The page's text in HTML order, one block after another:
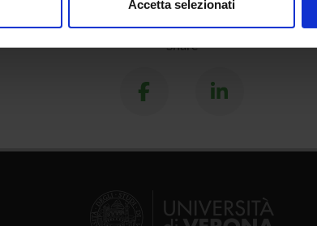
Accetta selezionati
Share